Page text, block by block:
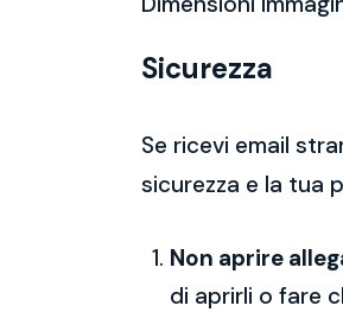
Sicurezza
Se ricevi email
sicurezza e la tua
Non aprire
di aprirli o fare